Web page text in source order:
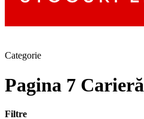
Categorie
Pagina 7 Carieră
Filtre